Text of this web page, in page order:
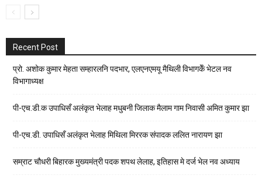
Recent Post
प्रो. अशोक कुमार मेहता सम्हारलनि पदभार, एलएनएमयू मैथिली विभागकेँ भेटल नव
विभागाध्यक्ष
पी-एच.डी.क उपाधिसँ अलंकृत भेलाह मधुबनी जिलाक मैलाम गाम निवासी अमित कुमार झा
पी-एच.डी. उपाधिसँ अलंकृत भेलाह मिथिला मिररक संपादक ललित नारायण झा
सम्राट चौधरी बिहारक मुख्यमंत्री पदक शपथ लेलाह, इतिहास मे दर्ज भेल नव अध्याय